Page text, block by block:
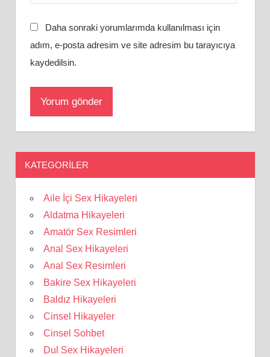
Daha sonraki yorumlarımda kullanılması için
adım, e-posta adresim ve site adresim bu tarayıcıya
kaydedilsin.
KATEGORILER
Aile İçi Sex Hikayeleri
Aldatma Hikayeleri
Amatör Sex Resimleri
Anal Sex Hikayeleri
Anal Sex Resimleri
Bakire Sex Hikayeleri
Baldız Hikayeleri
Cinsel Hikayeler
Cinsel Sohbet
Dul Sex Hikayeleri